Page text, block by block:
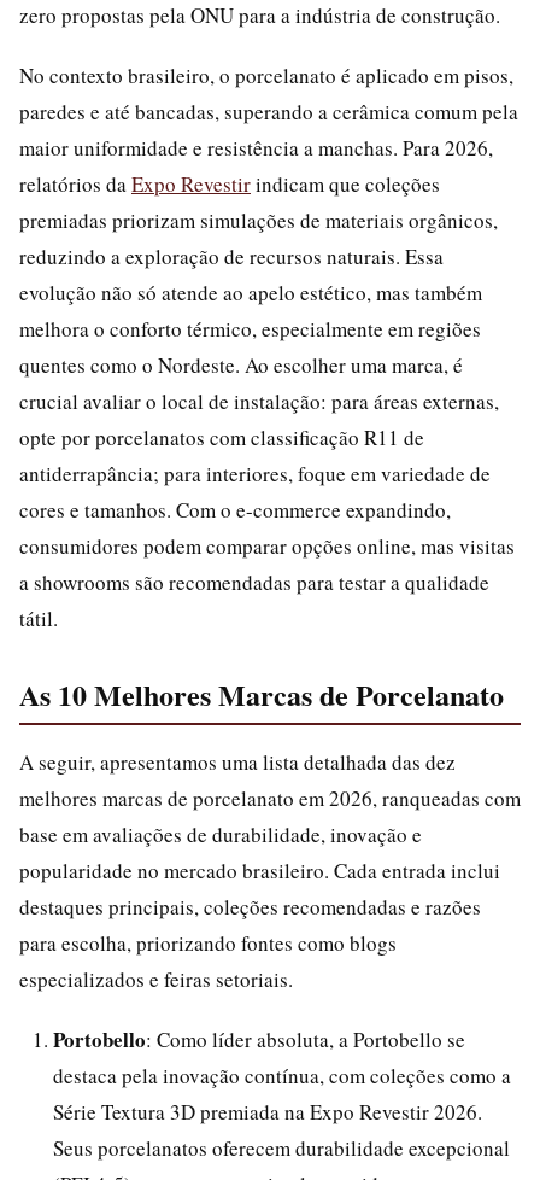
zero propostas pela ONU para a indústria de construção.
No contexto brasileiro, o porcelanato é aplicado em pisos,
paredes e até bancadas, superando a cerâmica comum pela
maior uniformidade e resistência a manchas. Para 2026,
relatórios daExpo Revestirindicam que coleções
premiadas priorizam simulações de materiais orgânicos,
reduzindo a exploração de recursos naturais. Essa
evolução não só atende ao apelo estético, mas também
melhora o conforto térmico, especialmente em regiões
quentes como o Nordeste. Ao escolher uma marca, é
crucial avaliar o local de instalação: para áreas externas,
opte por porcelanatos com classificação R11 de
antiderrapância; para interiores, foque em variedade de
cores e tamanhos. Com o e-commerce expandindo,
consumidores podem comparar opções online, mas visitas
a showrooms são recomendadas para testar a qualidade
tátil.
As 10 Melhores Marcas de Porcelanato
A seguir, apresentamos uma lista detalhada das dez
melhores marcas de porcelanato em 2026, ranqueadas com
base em avaliações de durabilidade, inovação e
popularidade no mercado brasileiro. Cada entrada inclui
destaques principais, coleções recomendadas e razões
para escolha, priorizando fontes como blogs
especializados e feiras setoriais.
Portobello: Como líder absoluta, a Portobello se
destaca pela inovação contínua, com coleções como a
Série Textura 3D premiada na Expo Revestir 2026.
Seus porcelanatos oferecem durabilidade excepcional